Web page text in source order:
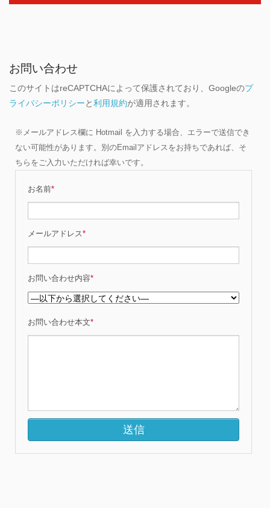
お問い合わせ
このサイトはreCAPTCHAによって保護されており、Googleのプ
ライバシーポリシーと利用規約が適用されます。
※メールアドレス欄に Hotmail を入力する場合、エラーで送信でき
ない可能性があります。別のEmailアドレスをお持ちであれば、そ
ちらをご入力いただければ幸いです。
お名前*
メールアドレス*
お問い合わせ内容*
お問い合わせ本文*